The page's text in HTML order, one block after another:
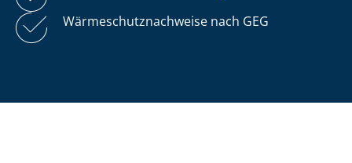
Wär­me­schutz­nach­wei­se nach GEG